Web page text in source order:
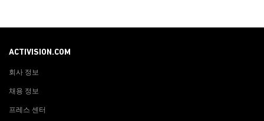
ACTIVISION.COM
회사 정보
채용 정보
프레스 센터